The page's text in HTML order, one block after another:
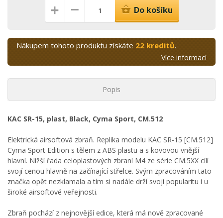
+ – Do košíku
Nákupem tohoto produktu získáte 22 kreditů.
Více informací
Popis
KAC SR-15, plast, Black, Cyma Sport, CM.512
Elektrická airsoftová zbraň. Replika modelu KAC SR-15 [CM.512]
Cyma Sport Edition s tělem z ABS plastu a s kovovou vnější
hlavní. Nižší řada celoplastových zbraní M4 ze série CM.5XX cílí
svojí cenou hlavně na začínající střelce. Svým zpracováním tato
značka opět nezklamala a tím si nadále drží svoji popularitu i u
široké airsoftové veřejnosti.
Zbraň pochází z nejnovější edice, která má nově zpracované